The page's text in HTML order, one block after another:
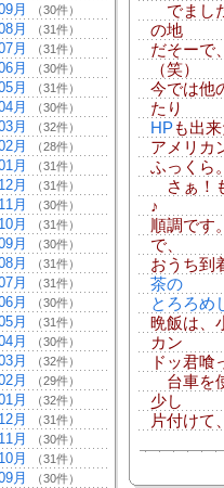
月 （30件）
月 （31件）
月 （31件）
月 （30件）
月 （31件）
月 （30件）
月 （32件）
月 （28件）
月 （31件）
月 （31件）
月 （30件）
月 （31件）
月 （30件）
月 （31件）
月 （31件）
月 （30件）
月 （31件）
月 （30件）
月 （32件）
月 （29件）
月 （32件）
月 （31件）
月 （30件）
月 （31件）
月 （30件）
でまし
の地
だそーで
（笑）
今では他
たり
HPも出
アメリカ
ふっくら
さぁ！
♪
順調です
で、
おうち到
茶の
とろろめ
晩飯は、
カン
ドッ君喰
台車を
少し
片付けて